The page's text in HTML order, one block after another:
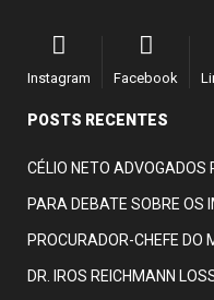
Instagram Facebook
POSTS RECENTES
CÉLIO NETO ADVOGADOS
PARA DEBATE SOBRE OS
PROCURADOR-CHEFE DO
DR. IROS REICHMANN